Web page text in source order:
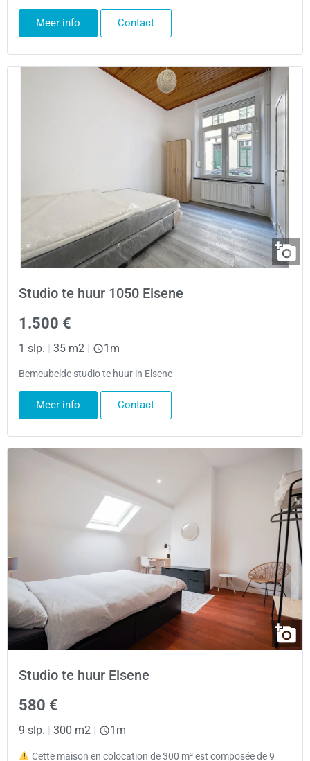
Meer info Contact
Studio te huur 1050 Elsene
1.500 €
1 slp. | 35 m2 | 1m
Bemeubelde studio te huur in Elsene
Meer info Contact
Studio te huur Elsene
580 €
9 slp. 300 m2 1m
Cette maison en colocation de 300 m² est composée de 9